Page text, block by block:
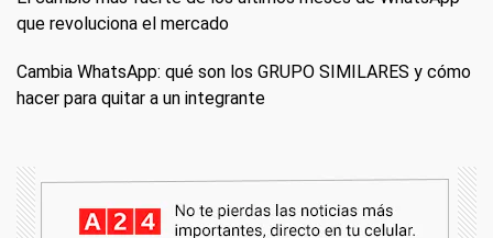
que revoluciona el mercado
Cambia WhatsApp: qué son los GRUPO SIMILARES y cómo
hacer para quitar a un integrante